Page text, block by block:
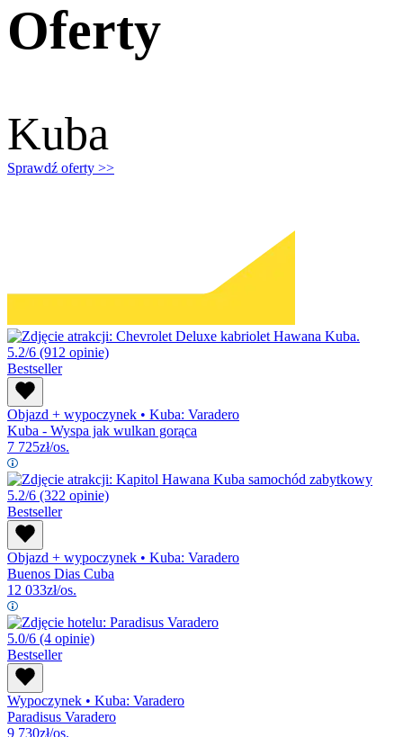
Oferty
Kuba
Sprawdź oferty >>
5.2/6 (912 opinie)
Bestseller
Objazd + wypoczynek • Kuba: Varadero
Kuba - Wyspa jak wulkan gorąca
7 725zł/os.
5.2/6 (322 opinie)
Bestseller
Objazd + wypoczynek • Kuba: Varadero
Buenos Dias Cuba
12 033zł/os.
5.0/6 (4 opinie)
Bestseller
Wypoczynek • Kuba: Varadero
Paradisus Varadero
9 730zł/os.